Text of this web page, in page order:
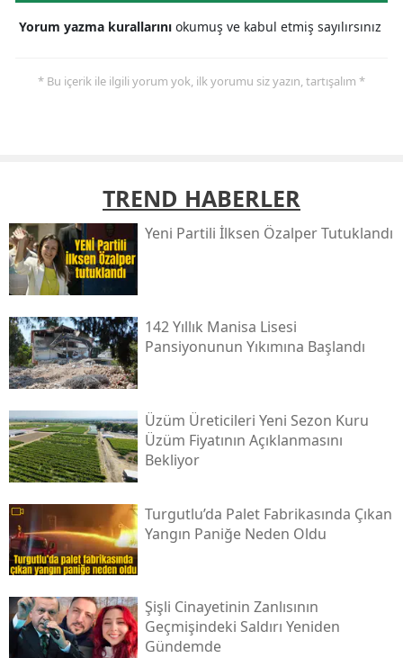
Yorum yazma kurallarını okumuş ve kabul etmiş sayılırsınız
* Bu içerik ile ilgili yorum yok, ilk yorumu siz yazın, tartışalım *
TREND HABERLER
Yeni̇ Partili İlksen Özalper Tutuklandı
142 Yıllık Manisa Lisesi
Pansiyonunun Yıkımına Başlandı
Üzüm Üreticileri Yeni Sezon Kuru
Üzüm Fiyatının Açıklanmasını
Bekliyor
Turgutlu’da Palet Fabrikasında Çıkan
Yangın Paniğe Neden Oldu
Şişli Cinayetinin Zanlısının
Geçmişindeki Saldırı Yeniden
Gündemde